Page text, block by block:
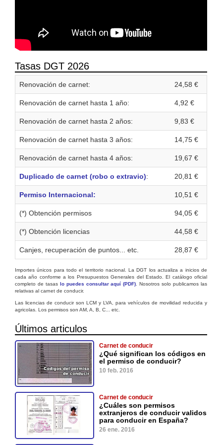
Tasas DGT 2026
Renovación de carnet: 24,58 €
Renovación de carnet hasta 1 año: 4,92 €
Renovación de carnet hasta 2 años: 9,83 €
Renovación de carnet hasta 3 años: 14,75 €
Renovación de carnet hasta 4 años: 19,67 €
Duplicado de carnet (robo o extravio): 20,81 €
Permiso Internacional: 10,51 €
(*) Obtención permisos 94,05 €
(*) Obtención licencias 44,58 €
Canjes, recuperación de puntos... etc. 28,87 €
Importes únicos para todo el territorio nacional. La DGT los actualiza a inicios de
cada año conforme a los Presupuestos Generales del Estado. El catálogo oficial
completo de tasas lo puedes consultar aquí (PDF) . Nosotros solo publicamos las
relativas al carnet de conducir.
Las licencias de conducir son LCM y LVA, para vehículos de movilidad reducida y
agricolas. Los permisos son AM, A, B, C... etc.
Últimos articulos
Carnet de conducir
¿Qué significan los códigos en
el permiso de conducir?
10 feb. 2016
Carnet de conducir
¿Cuáles son permisos
extranjeros de conducir validos
para conducir en España?
26 ene. 2016